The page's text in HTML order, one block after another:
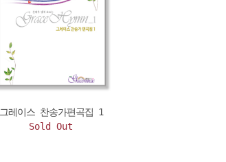
그레이스 찬송가편곡집 1
Sold Out